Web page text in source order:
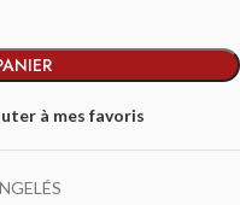
à mes favoris